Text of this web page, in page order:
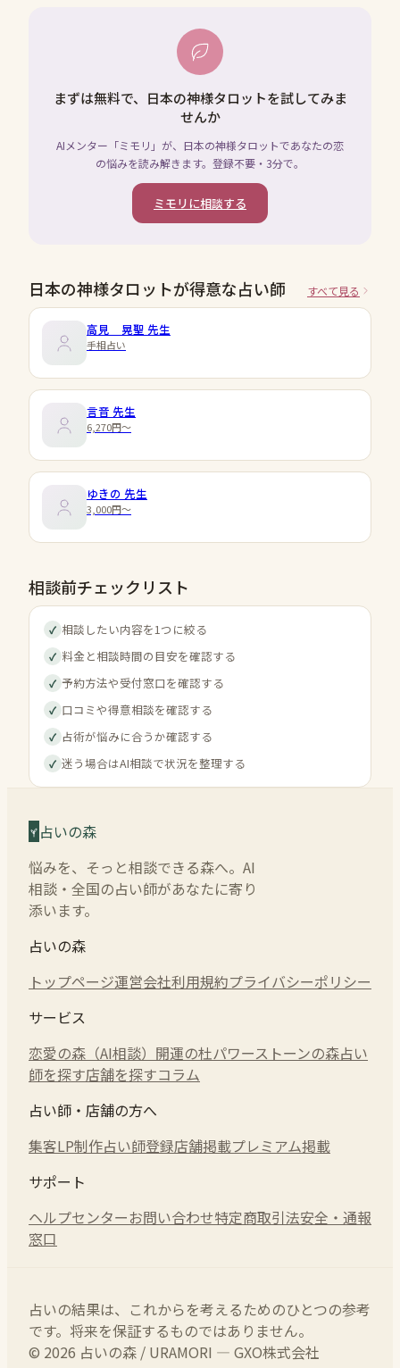
まずは無料で、日本の神様タロットを試してみま
せんか
AIメンター「ミモリ」が、日本の神様タロットであなたの恋
の悩みを読み解きます。登録不要・3分で。
ミモリに相談する
日本の神様タロットが得意な占い師 すべて見る
高見 晃聖 先生
手相占い
言音 先生
6,270円〜
ゆきの 先生
3,000円〜
相談前チェックリスト
✓ 相談したい内容を1つに絞る
✓ 料金と相談時間の目安を確認する
✓ 予約方法や受付窓口を確認する
✓ 口コミや得意相談を確認する
✓ 占術が悩みに合うか確認する
✓ 迷う場合はAI相談で状況を整理する
占いの森
悩みを、そっと相談できる森へ。AI
相談・全国の占い師があなたに寄り
添います。
占いの森
トップページ運営会社利用規約プライバシーポリシー
サービス
恋愛の森（AI相談） 開運の杜パワーストーンの森占い
師を探す店舗を探すコラム
占い師・店舗の方へ
集客LP制作占い師登録店舗掲載プレミアム掲載
サポート
ヘルプセンターお問い合わせ特定商取引法安全・通報
窓口
占いの結果は、これからを考えるためのひとつの参考
です。将来を保証するものではありません。
© 2026 占いの森 / URAMORI — GXO株式会社